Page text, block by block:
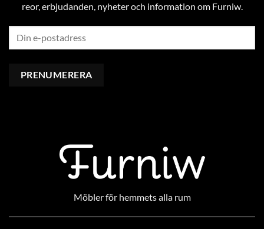
reor, erbjudanden, nyheter och information om Furniw.
Möbler för hemmets alla rum